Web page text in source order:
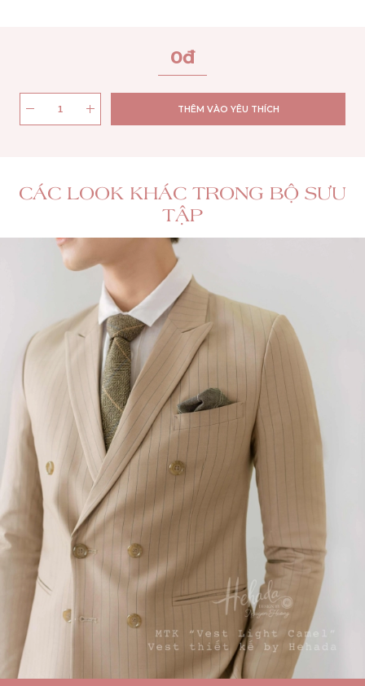
0đ
THÊM VÀO YÊU THÍCH
CÁC LOOK KHÁC TRONG BỘ SƯU
TẬP